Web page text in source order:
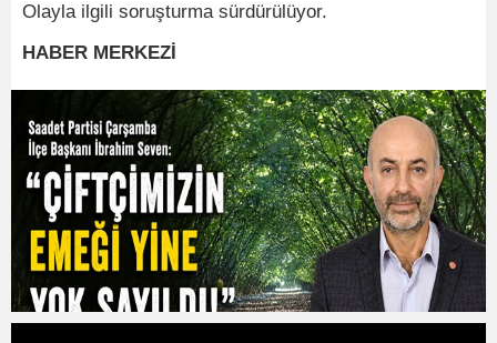
Olayla ilgili soruşturma sürdürülüyor.
HABER MERKEZİ